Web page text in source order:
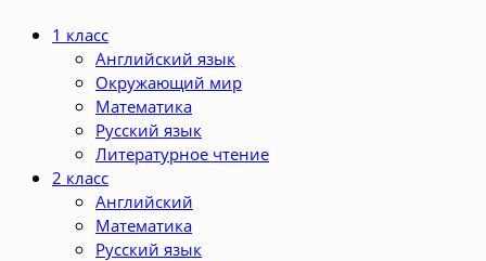
1 класс
Английский язык
Окружающий мир
Математика
Русский язык
Литературное чтение
2 класс
Английский
Математика
Русский язык